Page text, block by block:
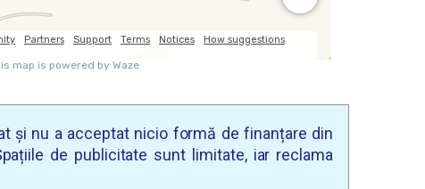
și nu a acceptat nicio formă de finanțare din
de publicitate sunt limitate, iar reclama